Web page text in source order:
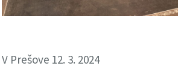
V Prešove 12. 3. 2024